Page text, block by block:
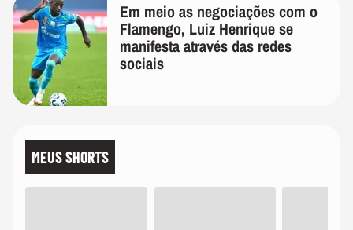
Em meio as negociações com o
Flamengo, Luiz Henrique se
manifesta através das redes
sociais
MEUS SHORTS